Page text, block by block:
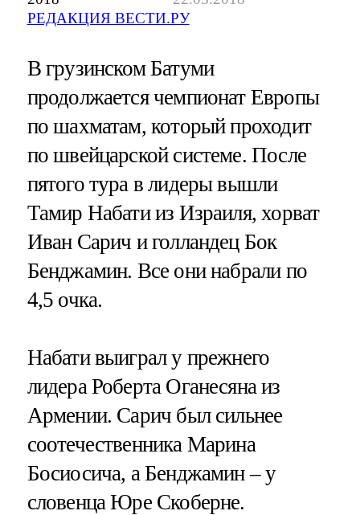
РЕДАКЦИЯ ВЕСТИ.РУ
В грузинском Батуми
продолжается чемпионат Европы
по шахматам, который проходит
по швейцарской системе. После
пятого тура в лидеры вышли
Тамир Набати из Израиля, хорват
Иван Сарич и голландец Бок
Бенджамин. Все они набрали по
4,5 очка.
Набати выиграл у прежнего
лидера Роберта Оганесяна из
Армении. Сарич был сильнее
соотечественника Марина
Босиосича, а Бенджамин – у
словенца Юре Скоберне.